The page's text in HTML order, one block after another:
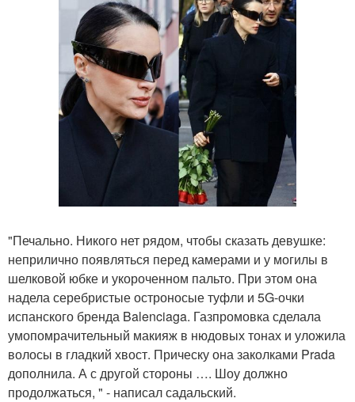
"Печально. Никого нет рядом, чтобы сказать девушке:
неприлично появляться перед камерами и у могилы в
шелковой юбке и укороченном пальто. При этом она
надела серебристые остроносые туфли и 5G-очки
испанского бренда Balenciaga. Газпромовка сделала
умопомрачительный макияж в нюдовых тонах и уложила
волосы в гладкий хвост. Прическу она заколками Prada
дополнила. А с другой стороны …. Шоу должно
продолжаться, " - написал садальский.